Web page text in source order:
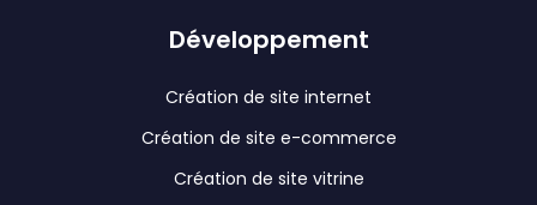
Développement
Création de site internet
Création de site e-commerce
Création de site vitrine